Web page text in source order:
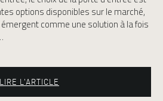
options disponibles sur le marché,
comme une solution à la fois
LIRE L'ARTICLE